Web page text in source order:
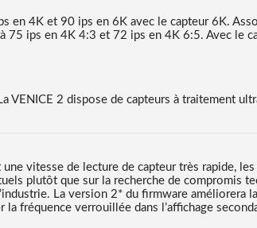
en 4K et 90 ips en 6K avec le capteur 6K.
75 ips en 4K 4:3 et 72 ips en 4K 6:5. Avec le
VENICE 2 dispose de capteurs à traitement
vitesse de lecture de capteur très rapide,
plutôt que sur la recherche de compromis
La version 2* du firmware améliorera
la fréquence verrouillée dans l’affichage